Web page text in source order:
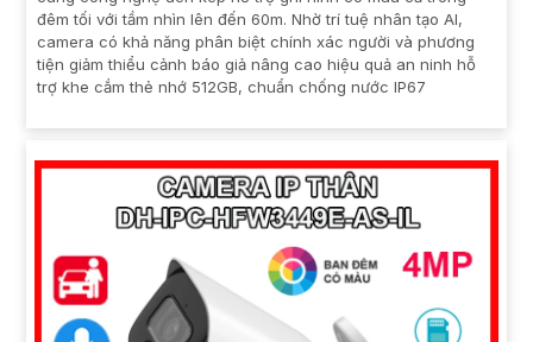
đêm tối với tầm nhìn lên đến 60m. Nhờ trí tuệ nhân tạo AI,
camera có khả năng phân biệt chính xác người và phương
tiện giảm thiểu cảnh báo giả nâng cao hiệu quả an ninh hỗ
trợ khe cắm thẻ nhớ 512GB, chuẩn chống nước IP67